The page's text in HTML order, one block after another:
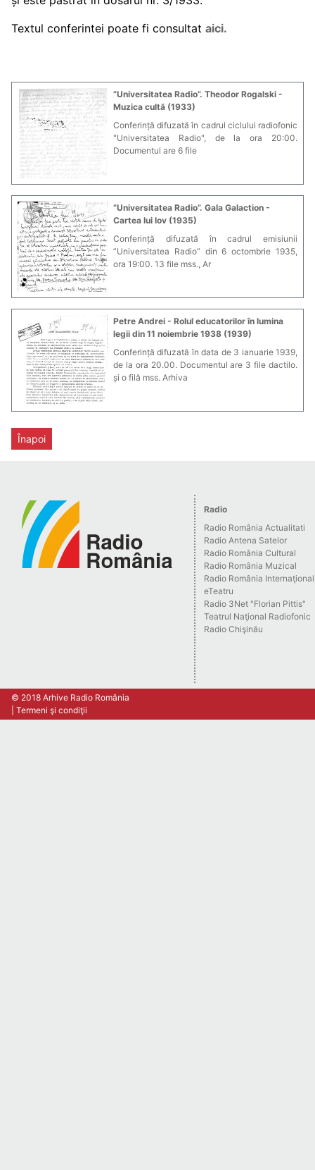
Textul conferintei poate fi consultat aici.
”Universitatea Radio”. Theodor Rogalski -
Muzica cultă (1933)
Conferință difuzată în cadrul ciclului radiofonic
"Universitatea Radio", de la ora 20:00.
Documentul are 6 file
”Universitatea Radio”. Gala Galaction -
Cartea lui Iov (1935)
Conferință difuzată în cadrul emisiunii
”Universitatea Radio” din 6 octombrie 1935,
ora 19:00. 13 file mss., Ar
Petre Andrei - Rolul educatorilor în lumina
legii din 11 noiembrie 1938 (1939)
Conferință difuzată în data de 3 ianuarie 1939,
de la ora 20.00. Documentul are 3 file dactilo.
și o filă mss. Arhiva
Înapoi
Radio
Radio România Actualitati
Radio Antena Satelor
Radio România Cultural
Radio România Muzical
Radio România Internaţional
eTeatru
Radio 3Net "Florian Pittis"
Teatrul Naţional Radiofonic
Radio Chişinău
© 2018 Arhive Radio România
Termeni şi condiţii